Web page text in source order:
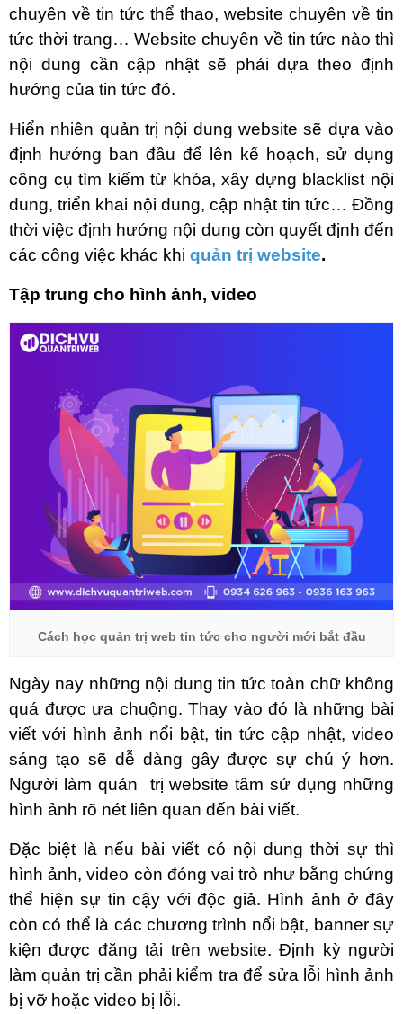
chuyên về tin tức thể thao, website chuyên về tin
tức thời trang… Website chuyên về tin tức nào thì
nội dung cần cập nhật sẽ phải dựa theo định
hướng của tin tức đó.
Hiển nhiên quản trị nội dung website sẽ dựa vào
định hướng ban đầu để lên kế hoạch, sử dụng
công cụ tìm kiếm từ khóa, xây dựng blacklist nội
dung, triển khai nội dung, cập nhật tin tức… Đồng
thời việc định hướng nội dung còn quyết định đến
các công việc khác khi quản trị website.
Tập trung cho hình ảnh, video
Cách học quản trị web tin tức cho người mới bắt đầu
Ngày nay những nội dung tin tức toàn chữ không
quá được ưa chuộng. Thay vào đó là những bài
viết với hình ảnh nổi bật, tin tức cập nhật, video
sáng tạo sẽ dễ dàng gây được sự chú ý hơn.
Người làm quản
trị website tâm sử dụng những
hình ảnh rõ nét liên quan đến bài viết.
Đặc biệt là nếu bài viết có nội dung thời sự thì
hình ảnh, video còn đóng vai trò như bằng chứng
thể hiện sự tin cậy với độc giả. Hình ảnh ở đây
còn có thể là các chương trình nổi bật, banner sự
kiện được đăng tải trên website. Định kỳ người
làm quản trị cần phải kiểm tra để sửa lỗi hình ảnh
bị vỡ hoặc video bị lỗi.